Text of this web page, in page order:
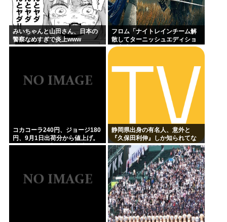
みいちゃんと山田さん、日本の
警察なめすぎで炎上www
フロム「ナイトレインチーム解
散してターニッシュエディショ
ン完成させました」←これｗｗ
コカコーラ240円、ジョージ180
円、9月1日出荷分から値上げ。
ガソリンより高いとか意味不明
静岡県出身の有名人、意外と
『久保田利伸』しか知られてな
い